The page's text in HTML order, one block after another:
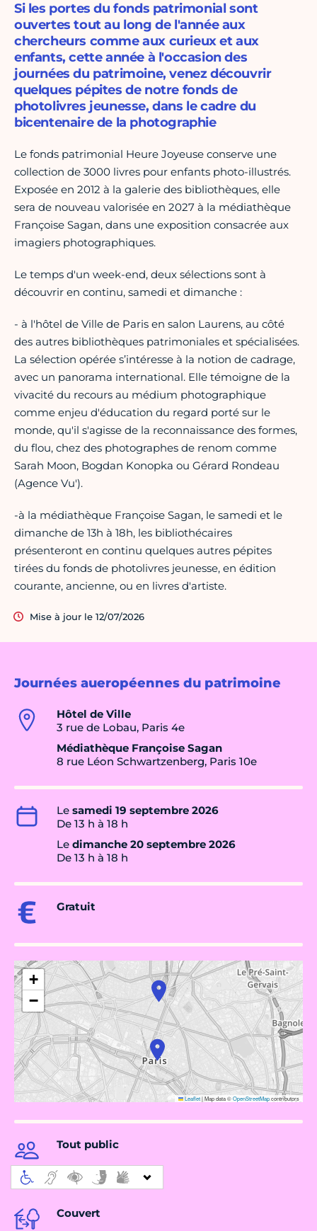
Journées aueropéennes du patrimoine
Hôtel de Ville
3 rue de Lobau, Paris 4e
Médiathèque Françoise Sagan
8 rue Léon Schwartzenberg, Paris 10e
Le samedi 19 septembre 2026
De 13 h à 18 h
Le dimanche 20 septembre 2026
De 13 h à 18 h
Gratuit
+
−
Leaflet|Map data ©OpenStreetMapcontributors
Tout public
Couvert
Si les portes du fonds patrimonial sont
ouvertes tout au long de l'année aux
chercheurs comme aux curieux et aux
enfants, cette année à l'occasion des
journées du patrimoine, venez découvrir
quelques pépites de notre fonds de
photolivres jeunesse, dans le cadre du
bicentenaire de la photographie
Le fonds patrimonial Heure Joyeuse conserve une
collection de 3000 livres pour enfants photo-illustrés.
Exposée en 2012 à la galerie des bibliothèques, elle
sera de nouveau valorisée en 2027 à la médiathèque
Françoise Sagan, dans une exposition consacrée aux
imagiers photographiques.
Le temps d'un week-end, deux sélections sont à
découvrir en continu, samedi et dimanche :
- à l'hôtel de Ville de Paris en salon Laurens, au côté
des autres bibliothèques patrimoniales et spécialisées.
La sélection opérée s’intéresse à la notion de cadrage,
avec un panorama international. Elle témoigne de la
vivacité du recours au médium photographique
comme enjeu d'éducation du regard porté sur le
monde, qu'il s'agisse de la reconnaissance des formes,
du flou, chez des photographes de renom comme
Sarah Moon, Bogdan Konopka ou Gérard Rondeau
(Agence Vu').
-à la médiathèque Françoise Sagan, le samedi et le
dimanche de 13h à 18h, les bibliothécaires
présenteront en continu quelques autres pépites
tirées du fonds de photolivres jeunesse, en édition
courante, ancienne, ou en livres d'artiste.
Mise à jour le 12/07/2026